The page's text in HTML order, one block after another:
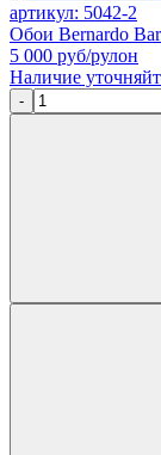
артикул: 5042-2
Обои Bernardo
5 000 руб/рулон
Наличие
-